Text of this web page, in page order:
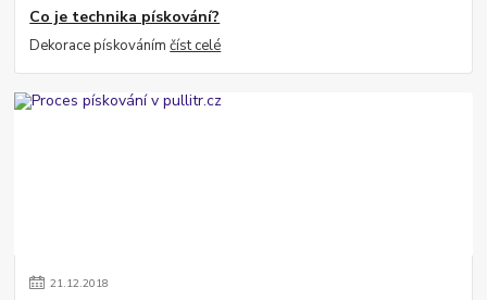
Co je technika pískování?
Dekorace pískovánímčíst celé
21.12.2018